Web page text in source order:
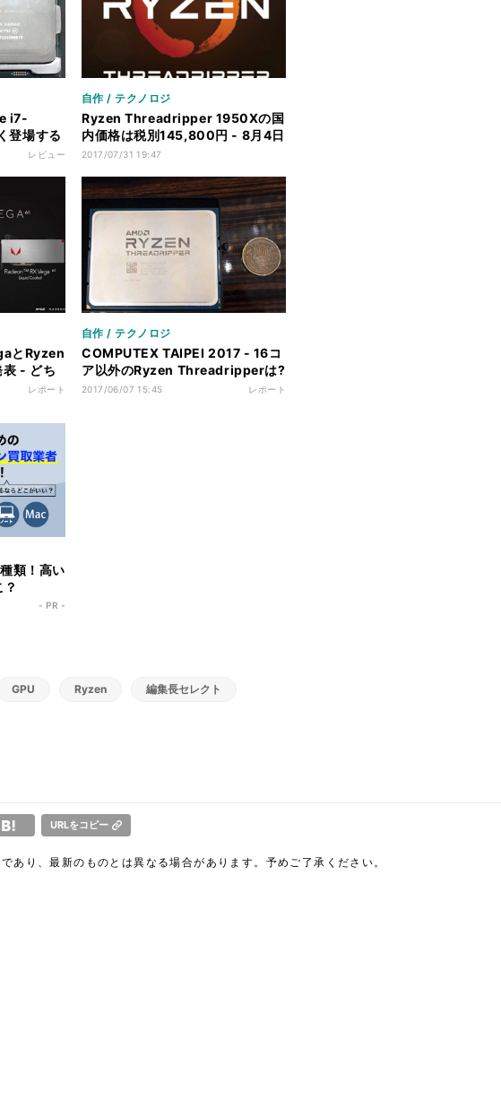
i7-
登場する
フォーマ
レビュー
自作 / テクノロジ
Ryzen Threadripper 1950Xの国
内価格は税別145,800円 - 8月4日
から予約受付
2017/07/31 19:47
とRyzen
- どち
レポート
自作 / テクノロジ
COMPUTEX TAIPEI 2017 - 16コ
ア以外のRyzen Threadripperは?
AMD担当者に聞く今後の製品展開
2017/06/07 15:45 レポート
類！高い
- PR -
GPU Ryzen 編集長セレクト
URLをコピー
あり、最新のものとは異なる場合があります。予めご了承ください。